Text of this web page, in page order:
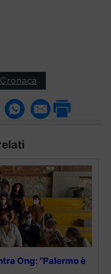
Cronaca
Ong: “Palermo è